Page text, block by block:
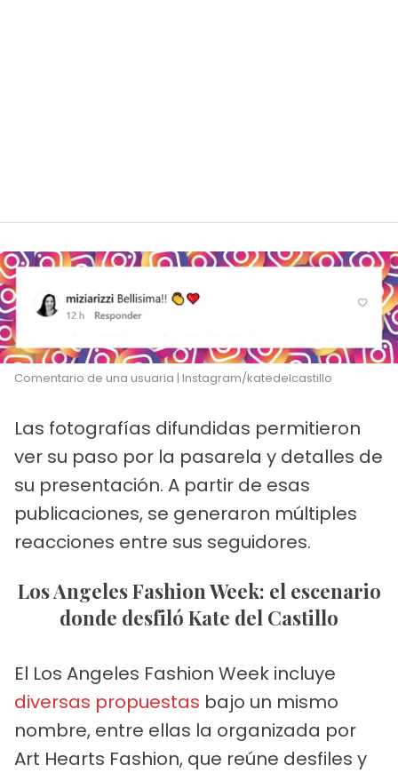
Comentario de una usuaria | Instagram/katedelcastillo
Las fotografías difundidas permitieron
ver su paso por la pasarela y detalles de
su presentación. A partir de esas
publicaciones, se generaron múltiples
reacciones entre sus seguidores.
Los Angeles Fashion Week: el escenario
donde desfiló Kate del Castillo
El Los Angeles Fashion Week incluye
diversas propuestas bajo un mismo
nombre, entre ellas la organizada por
Art Hearts Fashion, que reúne desfiles y